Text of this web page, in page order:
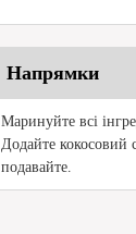
Напрямки
Маринуйте всі
Додайте кокосовий
подавайте.